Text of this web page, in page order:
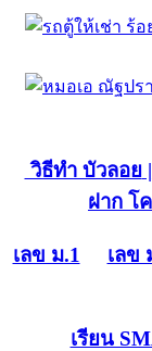
วิธีทำ บัวลอย
ฝาก โ
เลข ม.1 เลข
เรียน